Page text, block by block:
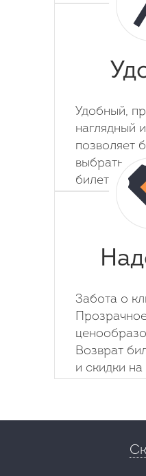
Удобный,
наглядный
позволяет
выбрать
билет на
Забота о
Возврат
и скидки